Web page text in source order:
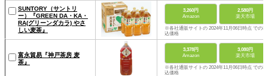
SUNTORY（サントリ
ー）『GREEN DA・KA・
RA(グリーンダカラ) やさ
しい麦茶』
3,260円
Amazon
2,580円
楽天市場
※各社通販サイトの 2024年11月06日時点 での税
込価格
富永貿易『神戸茶房 麦
茶』
3,378円
Amazon
3,080円
楽天市場
※各社通販サイトの 2024年11月06日時点 での税
込価格